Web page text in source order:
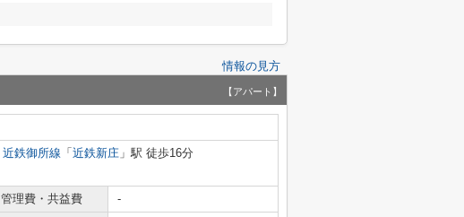
情報の見方
【アパート】
近鉄御所線 「 近鉄新庄 」駅 徒歩16分
管理費・共益費
-